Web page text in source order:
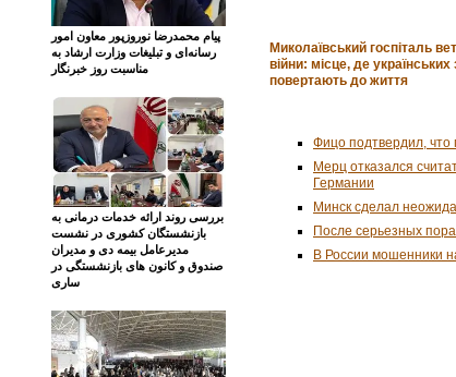
پیام محمدرضا نوروزپور معاون امور
رسانه‌ای و تبلیغات وزارت ارشاد به
مناسبت روز خبرنگار
بررسی روند ارائه خدمات درمانی به
بازنشستگان کشوری در نشست
مدیرعامل بیمه دی و مدیران
صندوق و کانون های بازنشستگی در
ساری
Миколаївський госпіталь
війни: місце, де українських
повертають до життя
Фицо подтвердил, что
Мерц отказался
Германии
Минск сделал
После серьезных
В России мошенники